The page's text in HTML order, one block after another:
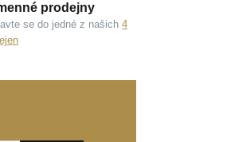
prodejny
se do jedné z našich 4